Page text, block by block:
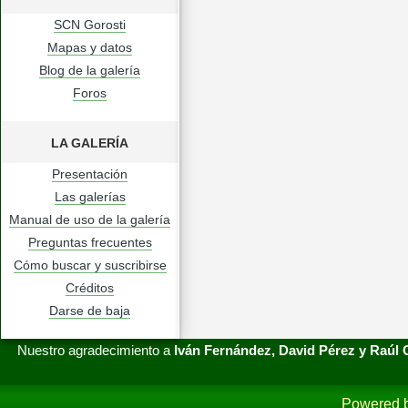
SCN Gorosti
Mapas y datos
Blog de la galería
Foros
LA GALERÍA
Presentación
Las galerías
Manual de uso de la galería
Preguntas frecuentes
Cómo buscar y suscribirse
Créditos
Darse de baja
Nuestro agradecimiento a Iván Fernández, David Pérez y Raúl
Powered